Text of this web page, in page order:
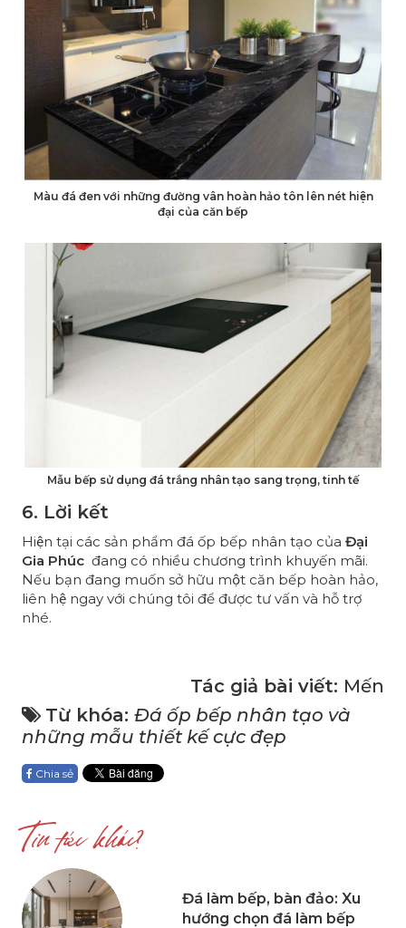
Màu đá đen với những đường vân hoàn hảo tôn lên nét hiện
đại của căn bếp
Mẫu bếp sử dụng đá trắng nhân tạo sang trọng, tinh tế
6. Lời kết
Hiện tại các sản phẩm đá ốp bếp nhân tạo của Đại
Gia Phúc đang có nhiều chương trình khuyến mãi.
Nếu bạn đang muốn sở hữu một căn bếp hoàn hảo,
liên hệ ngay với chúng tôi để được tư vấn và hỗ trợ
nhé.
Tác giả bài viết: Mến
Từ khóa: Đá ốp bếp nhân tạo và
những mẫu thiết kế cực đẹp
Chia sẻ
Tin tức khác?
Đá làm bếp, bàn đảo: Xu
hướng chọn đá làm bếp